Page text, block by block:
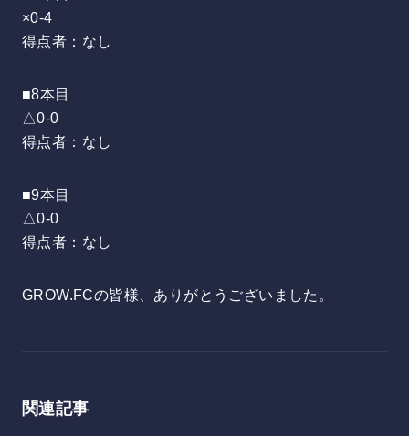
×0-4
得点者：なし
■8本目
△0-0
得点者：なし
■9本目
△0-0
得点者：なし
GROW.FCの皆様、ありがとうございました。
関連記事